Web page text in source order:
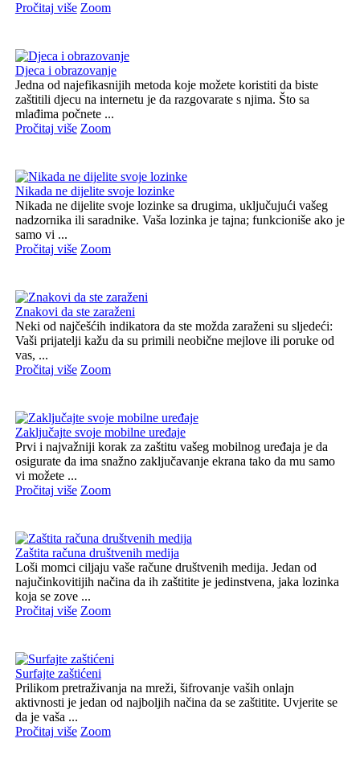
Pročitaj više Zoom
Djeca i obrazovanje
Jedna od najefikasnijih metoda koje možete koristiti da biste
zaštitili djecu na internetu je da razgovarate s njima. Što sa
mlađima počnete ...
Pročitaj više Zoom
Nikada ne dijelite svoje lozinke
Nikada ne dijelite svoje lozinke sa drugima, uključujući vašeg
nadzornika ili saradnike. Vaša lozinka je tajna; funkcioniše ako je
samo vi ...
Pročitaj više Zoom
Znakovi da ste zaraženi
Neki od najčešćih indikatora da ste možda zaraženi su sljedeći:
Vaši prijatelji kažu da su primili neobične mejlove ili poruke od
vas, ...
Pročitaj više Zoom
Zaključajte svoje mobilne uređaje
Prvi i najvažniji korak za zaštitu vašeg mobilnog uređaja je da
osigurate da ima snažno zaključavanje ekrana tako da mu samo
vi možete ...
Pročitaj više Zoom
Zaštita računa društvenih medija
Loši momci ciljaju vaše račune društvenih medija. Jedan od
najučinkovitijih načina da ih zaštitite je jedinstvena, jaka lozinka
koja se zove ...
Pročitaj više Zoom
Surfajte zaštićeni
Prilikom pretraživanja na mreži, šifrovanje vaših onlajn
aktivnosti je jedan od najboljih načina da se zaštitite. Uvjerite se
da je vaša ...
Pročitaj više Zoom